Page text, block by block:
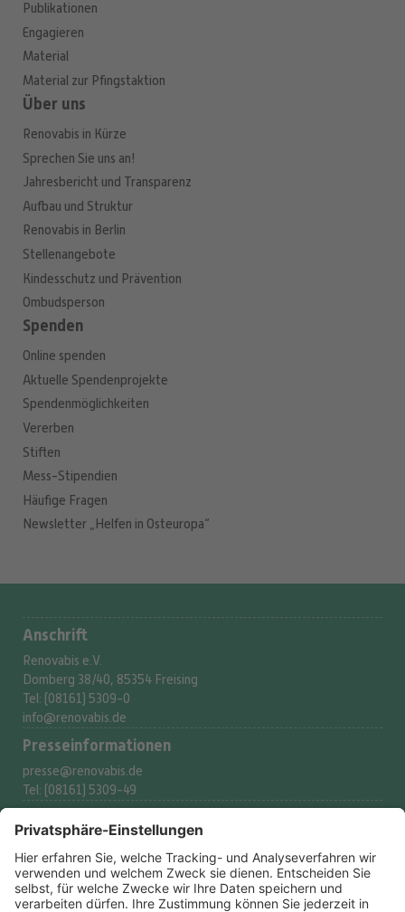
Publikationen
Engagieren
Material
Material zur Pfingstaktion
Über uns
Renovabis in Kürze
Sprechen Sie uns an!
Jahresbericht und Transparenz
Aufbau und Struktur
Renovabis in Berlin
Stellenangebote
Kindesschutz und Prävention
Ombudsperson
Spenden
Online spenden
Aktuelle Spendenprojekte
Spendenmöglichkeiten
Vererben
Stiften
Mess-Stipendien
Häufige Fragen
Newsletter „Helfen in Osteuropa“
Anschrift
Renovabis e.V.
Domberg 38/40, 85354 Freising
Tel: (08161) 5309-0
info@renovabis.de
Presse­informationen
presse@renovabis.de
Tel: (08161) 5309-49
spenden@renovabis.de
Tel: (08161) 5309-53
Spendenkonto